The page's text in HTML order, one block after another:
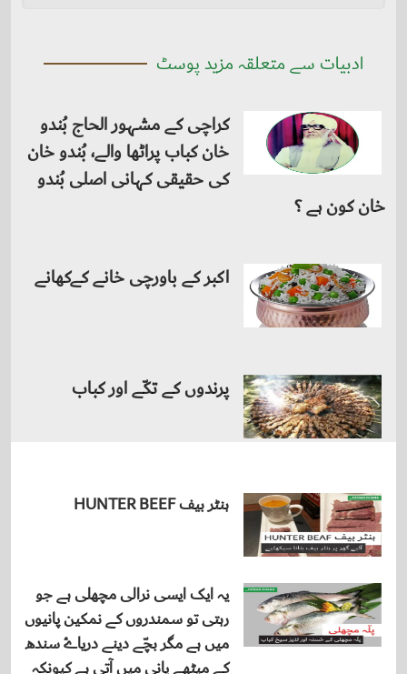
ادبیات سے متعلقہ مزید پوسٹ
کراچی کے مشہور الحاج بُندو
خان کباب پراٹھا والے، بُندو خان
کی حقیقی کہانی اصلی بُندو
خان کون ہے ؟
اکبر کے باورچی خانے کےکھانے
پرندوں کے تکّے اور کباب
ہنٹر بیف HUNTER BEEF
یہ ایک ایسی نرالی مچھلی ہے جو
رہتی تو سمندروں کے نمکین پانیوں
میں ہے مگر بچّے دینے دریاۓ سندھ